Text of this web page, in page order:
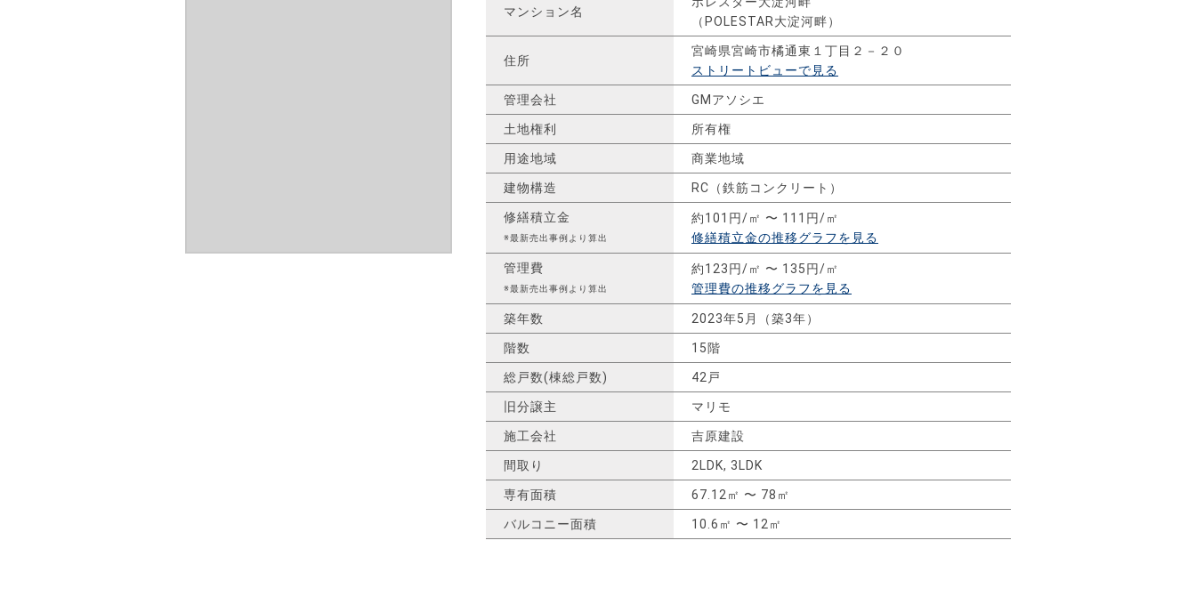
マンション名
（POLESTAR大淀河畔）
住所
宮崎県宮崎市橘通東１丁目２－２０
ストリートビューで見る
管理会社 GMアソシエ
土地権利 所有権
用途地域 商業地域
建物構造 RC（鉄筋コンクリート）
修繕積立金
※最新売出事例より算出
約101円/㎡ 〜 111円/㎡
修繕積立金の推移グラフを見る
管理費
※最新売出事例より算出
約123円/㎡ 〜 135円/㎡
管理費の推移グラフを見る
築年数 2023年5月（築3年）
階数 15階
総戸数(棟総戸数) 42戸
旧分譲主 マリモ
施工会社 吉原建設
間取り 2LDK, 3LDK
専有面積 67.12㎡ 〜 78㎡
バルコニー面積 10.6㎡ 〜 12㎡